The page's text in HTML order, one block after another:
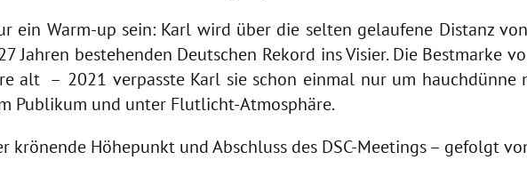
ein Warm-up sein: Karl wird über die selten gelaufene Distanz von
Jahren bestehenden Deutschen Rekord ins Visier. Die Bestmarke
alt – 2021 verpasste Karl sie schon einmal nur um hauchdünne
Publikum und unter Flutlicht-Atmosphäre.
krönende Höhepunkt und Abschluss des DSC-Meetings – gefolgt